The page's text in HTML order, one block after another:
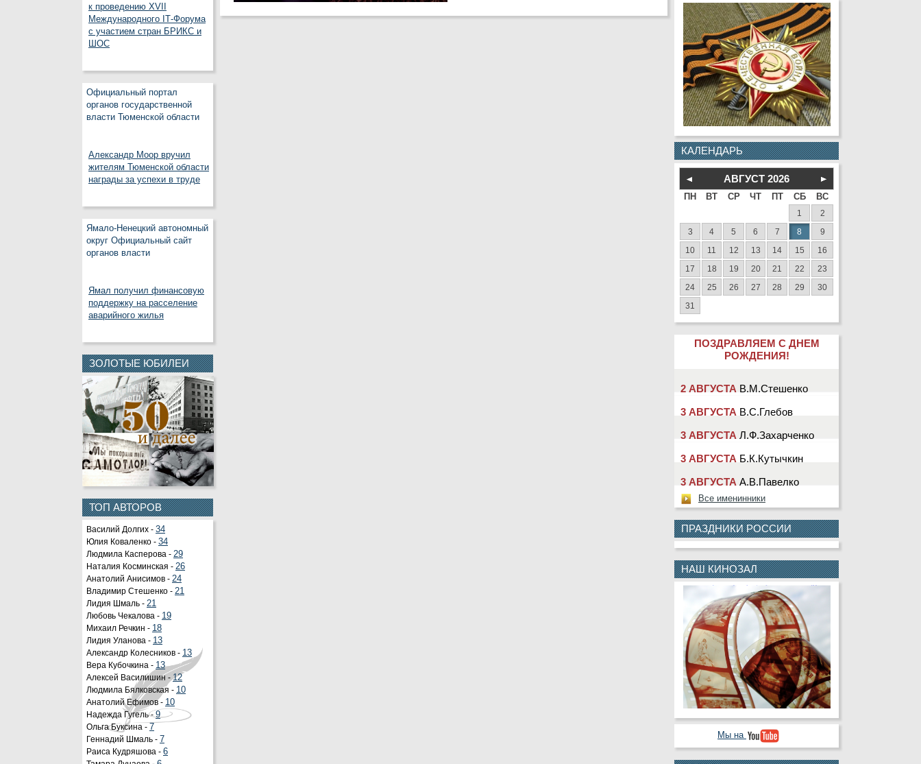
к проведению XVII
Международного IT‑Форума
с участием стран БРИКС и
ШОС
Официальный портал
органов государственной
власти Тюменской области
Александр Моор вручил
жителям Тюменской области
награды за успехи в труде
Ямало-Ненецкий автономный
округ Официальный сайт
органов власти
Ямал получил финансовую
поддержку на расселение
аварийного жилья
ЗОЛОТЫЕ ЮБИЛЕИ
ТОП АВТОРОВ
Василий Долгих - 34
Юлия Коваленко - 34
Людмила Касперова - 29
Наталия Косминская - 26
Анатолий Анисимов - 24
Владимир Стешенко - 21
Лидия Шмаль - 21
Любовь Чекалова - 19
Михаил Речкин - 18
Лидия Уланова - 13
Александр Колесников - 13
Вера Кубочкина - 13
Алексей Василишин -12
Людмила Бялковская - 10
Анатолий Ефимов - 10
Надежда Гугель -9
Ольга Буксина - 7
Геннадий Шмаль - 7
Раиса Кудряшова - 6
КАЛЕНДАРЬ
АВГУСТ 2026
ПН ВТ СР ЧТ ПТ СБ ВС
1 2
3 4 5 6 7 8 9
10 11 12 13 14 15 16
17 18 19 20 21 22 23
24 25 26 27 28 29 30
31
ПОЗДРАВЛЯЕМ С ДНЕМ
РОЖДЕНИЯ!
3 АВГУСТА Ю.Г.Сарбин
4 АВГУСТА М.Ю.Клещева
4 АВГУСТА Т.Н.Насолдина
4 АВГУСТА Д.В.Шевчук
5 АВГУСТА В.А.Деньгин
5 АВГУСТА Н.Ю.Лаврентьева
5 АВГУСТА А.Ю.Колесникова
5 АВГУСТА В.П.Криулин
5 АВГУСТА В.В.Черкашин
6 АВГУСТА С.Н.Кабаев
6 АВГУСТА А.Ю.Назарова
8 АВГУСТА К.В.Белкин
Все именинники
ПРАЗДНИКИ РОССИИ
НАШ КИНОЗАЛ
Мы на